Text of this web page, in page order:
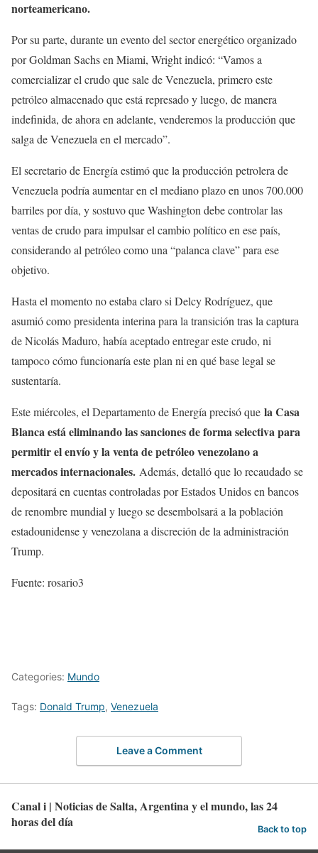
norteamericano.
Por su parte, durante un evento del sector energético organizado
por Goldman Sachs en Miami, Wright indicó: “Vamos a
comercializar el crudo que sale de Venezuela, primero este
petróleo almacenado que está represado y luego, de manera
indefinida, de ahora en adelante, venderemos la producción que
salga de Venezuela en el mercado”.
El secretario de Energía estimó que la producción petrolera de
Venezuela podría aumentar en el mediano plazo en unos 700.000
barriles por día, y sostuvo que Washington debe controlar las
ventas de crudo para impulsar el cambio político en ese país,
considerando al petróleo como una “palanca clave” para ese
objetivo.
Hasta el momento no estaba claro si Delcy Rodríguez, que
asumió como presidenta interina para la transición tras la captura
de Nicolás Maduro, había aceptado entregar este crudo, ni
tampoco cómo funcionaría este plan ni en qué base legal se
sustentaría.
Este miércoles, el Departamento de Energía precisó que la Casa
Blanca está eliminando las sanciones de forma selectiva para
permitir el envío y la venta de petróleo venezolano a
mercados internacionales. Además, detalló que lo recaudado se
depositará en cuentas controladas por Estados Unidos en bancos
de renombre mundial y luego se desembolsará a la población
estadounidense y venezolana a discreción de la administración
Trump.
Fuente: rosario3
Categories: Mundo
Tags: Donald Trump, Venezuela
Leave a Comment
Canal i | Noticias de Salta, Argentina y el mundo, las 24
horas del día
Back to top